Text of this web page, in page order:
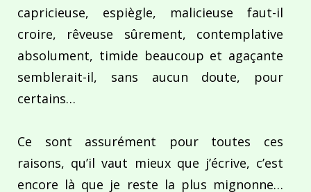
capricieuse, espiègle, malicieuse faut-il
croire, rêveuse sûrement, contemplative
absolument, timide beaucoup et agaçante
semblerait-il, sans aucun doute, pour
certains…
Ce sont assurément pour toutes ces
raisons, qu’il vaut mieux que j’écrive, c’est
encore là que je reste la plus mignonne…